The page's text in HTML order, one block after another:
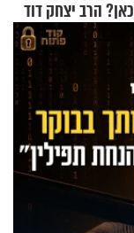
הרב יצחק דוד
מיוחדת